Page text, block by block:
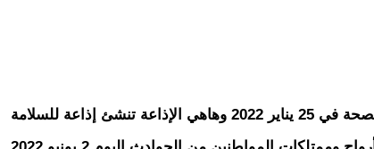
إذاعة التثقيف الصحي بالتعاون مع قطاع الصحة في 25 يناير 2022 وهاهي الإذاعة تنشئ إذاعة للسلامة